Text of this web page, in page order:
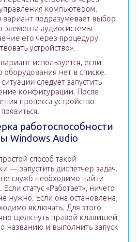
компьютером.
подразумевает выбор
элемента аудиосистемы
его через процедуру
устройство».
используется, если
оборудования нет в списке.
следует запустить
конфигурации. После
процесса устройство
работоспособности
Windows Audio
способ такой
— запустить диспетчер задач.
служб необходимо найти
Если статус «Работает», ничего
нужно. Если она остановлена,
включать. Для этого
щелкнуть правой клавишей
названию и выполнить запуск